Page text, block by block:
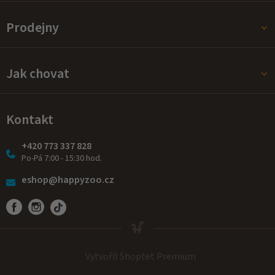
Prodejny
Jak chovat
Kontakt
+420 773 337 828
Po-Pá 7:00 - 15:30 hod.
eshop@happyzoo.cz
Vytvořil Shoptet Premium